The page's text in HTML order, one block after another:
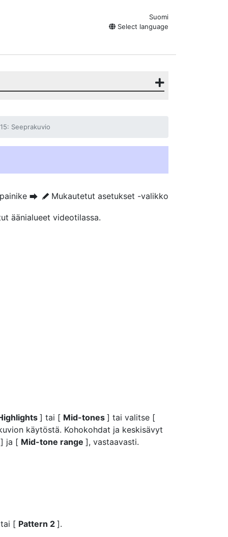
Suomi
Select language
Seeprakuvio
U A Mukautetut asetukset -valikko
äänialueet videotilassa.
] tai [ Mid-tones ] tai valitse [
käytöstä. Kohokohdat ja keskisävyt
] ja [ Mid-tone range ], vastaavasti.
[ Pattern 2 ].